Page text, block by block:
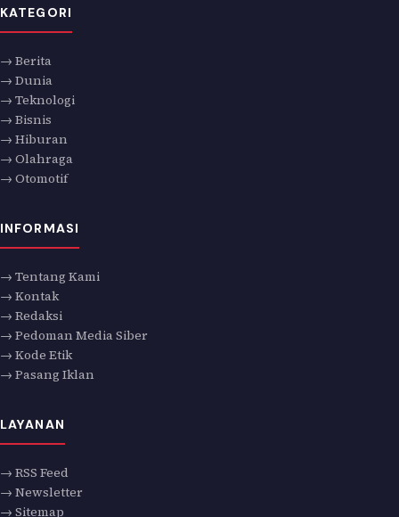
KATEGORI
→ Berita
→ Dunia
→ Teknologi
→ Bisnis
→ Hiburan
→ Olahraga
→ Otomotif
INFORMASI
→ Tentang Kami
→ Kontak
→ Redaksi
→ Pedoman Media Siber
→ Kode Etik
→ Pasang Iklan
LAYANAN
→ RSS Feed
→ Newsletter
→ Sitemap